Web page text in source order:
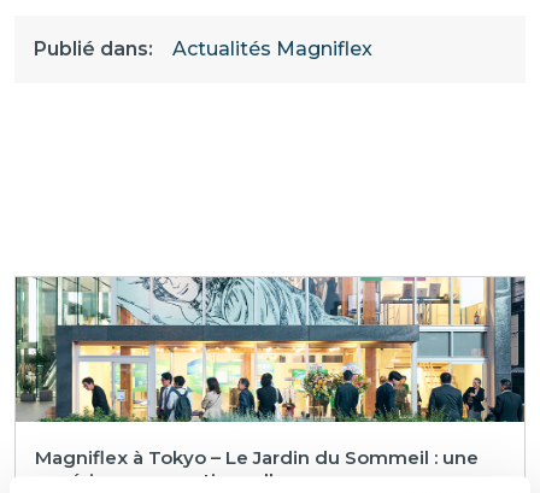
Publié dans: Actualités Magniflex
Magniflex à Tokyo – Le Jardin du Sommeil : une
expérience exceptionnelle